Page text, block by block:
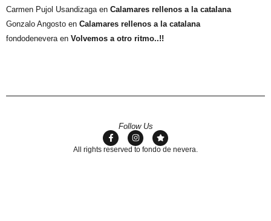
Carmen Pujol Usandizaga en Calamares rellenos a la catalana
Gonzalo Angosto en Calamares rellenos a la catalana
fondodenevera en Volvemos a otro ritmo..!!
Follow Us
All rights reserved to fondo de nevera.